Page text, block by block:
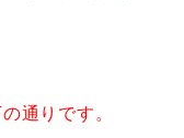
通りです。